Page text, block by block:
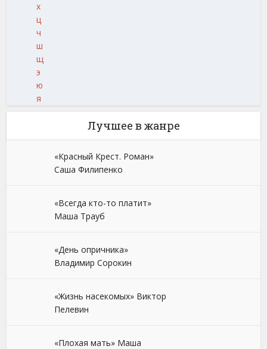
х
ц
ч
ш
щ
э
ю
я
Лучшее в жанре
«Красный Крест. Роман»
Саша Филипенко
«Всегда кто-то платит»
Маша Трауб
«День опричника»
Владимир Сорокин
«Жизнь насекомых» Виктор
Пелевин
«Плохая мать» Маша